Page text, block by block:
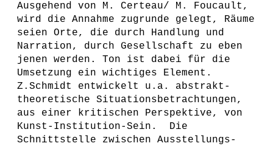
Ausgehend von M. Certeau/ M. Foucault,
wird die Annahme zugrunde gelegt, Räume
seien Orte, die durch Handlung und
Narration, durch Gesellschaft zu eben
jenen werden. Ton ist dabei für die
Umsetzung ein wichtiges Element.
Z.Schmidt entwickelt u.a. abstrakt-
theoretische Situationsbetrachtungen,
aus einer kritischen Perspektive, von
Kunst-Institution-Sein. Die
Schnittstelle zwischen Ausstellungs-